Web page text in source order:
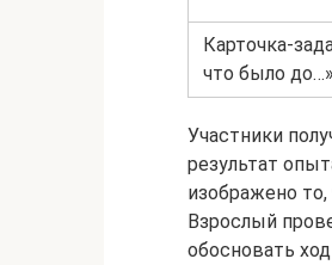
Карточка-
что было до…»
Участники
результат
изображено
Взрослый
обосновать